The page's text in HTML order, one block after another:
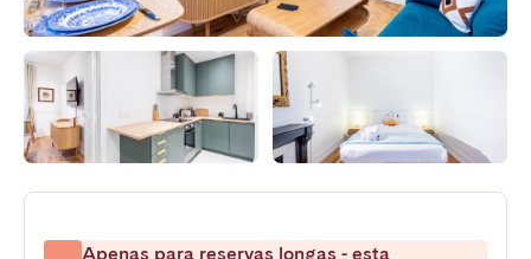
Apenas para reservas longas - esta